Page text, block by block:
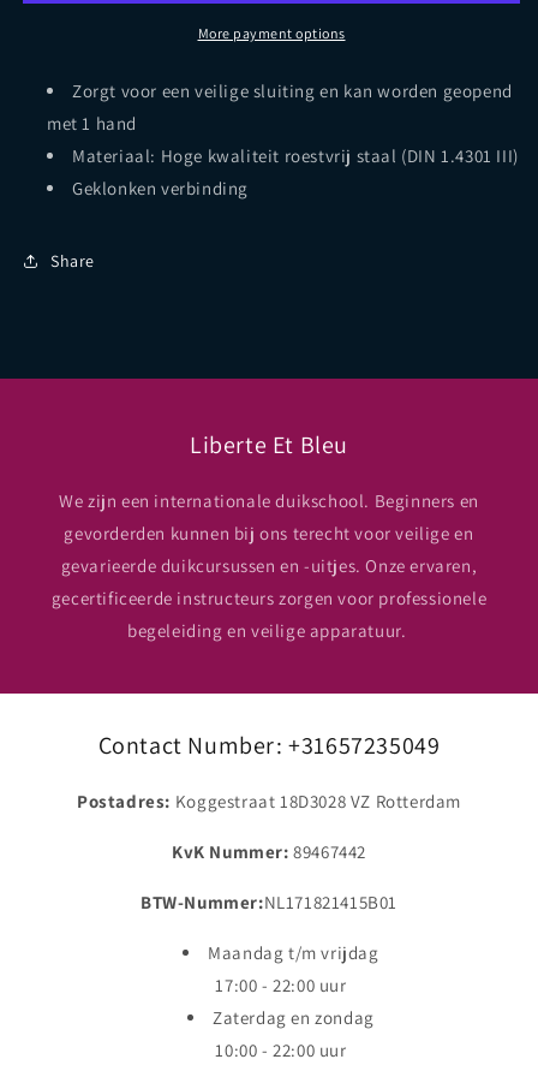
More payment options
Zorgt voor een veilige sluiting en kan worden geopend
met 1 hand
Materiaal: Hoge kwaliteit roestvrij staal (DIN 1.4301 III)
Geklonken verbinding
Share
Liberte Et Bleu
We zijn een internationale duikschool. Beginners en
gevorderden kunnen bij ons terecht voor veilige en
gevarieerde duikcursussen en -uitjes. Onze ervaren,
gecertificeerde instructeurs zorgen voor professionele
begeleiding en veilige apparatuur.
Contact Number: +31657235049
Postadres: Koggestraat 18D3028 VZ Rotterdam
KvK Nummer:89467442
BTW-Nummer:NL171821415B01
Maandag t/m vrijdag
17:00 - 22:00 uur
Zaterdag en zondag
10:00 - 22:00 uur